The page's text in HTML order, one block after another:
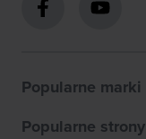
Popularne marki
Popularne strony